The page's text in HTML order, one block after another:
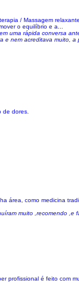
/ Massagem
o equilíbrio e a...
uma rápida conversa
nem acreditava muito, a
de dores.
área, como medicina
muito ,recomendo ,e
profissional é feito com